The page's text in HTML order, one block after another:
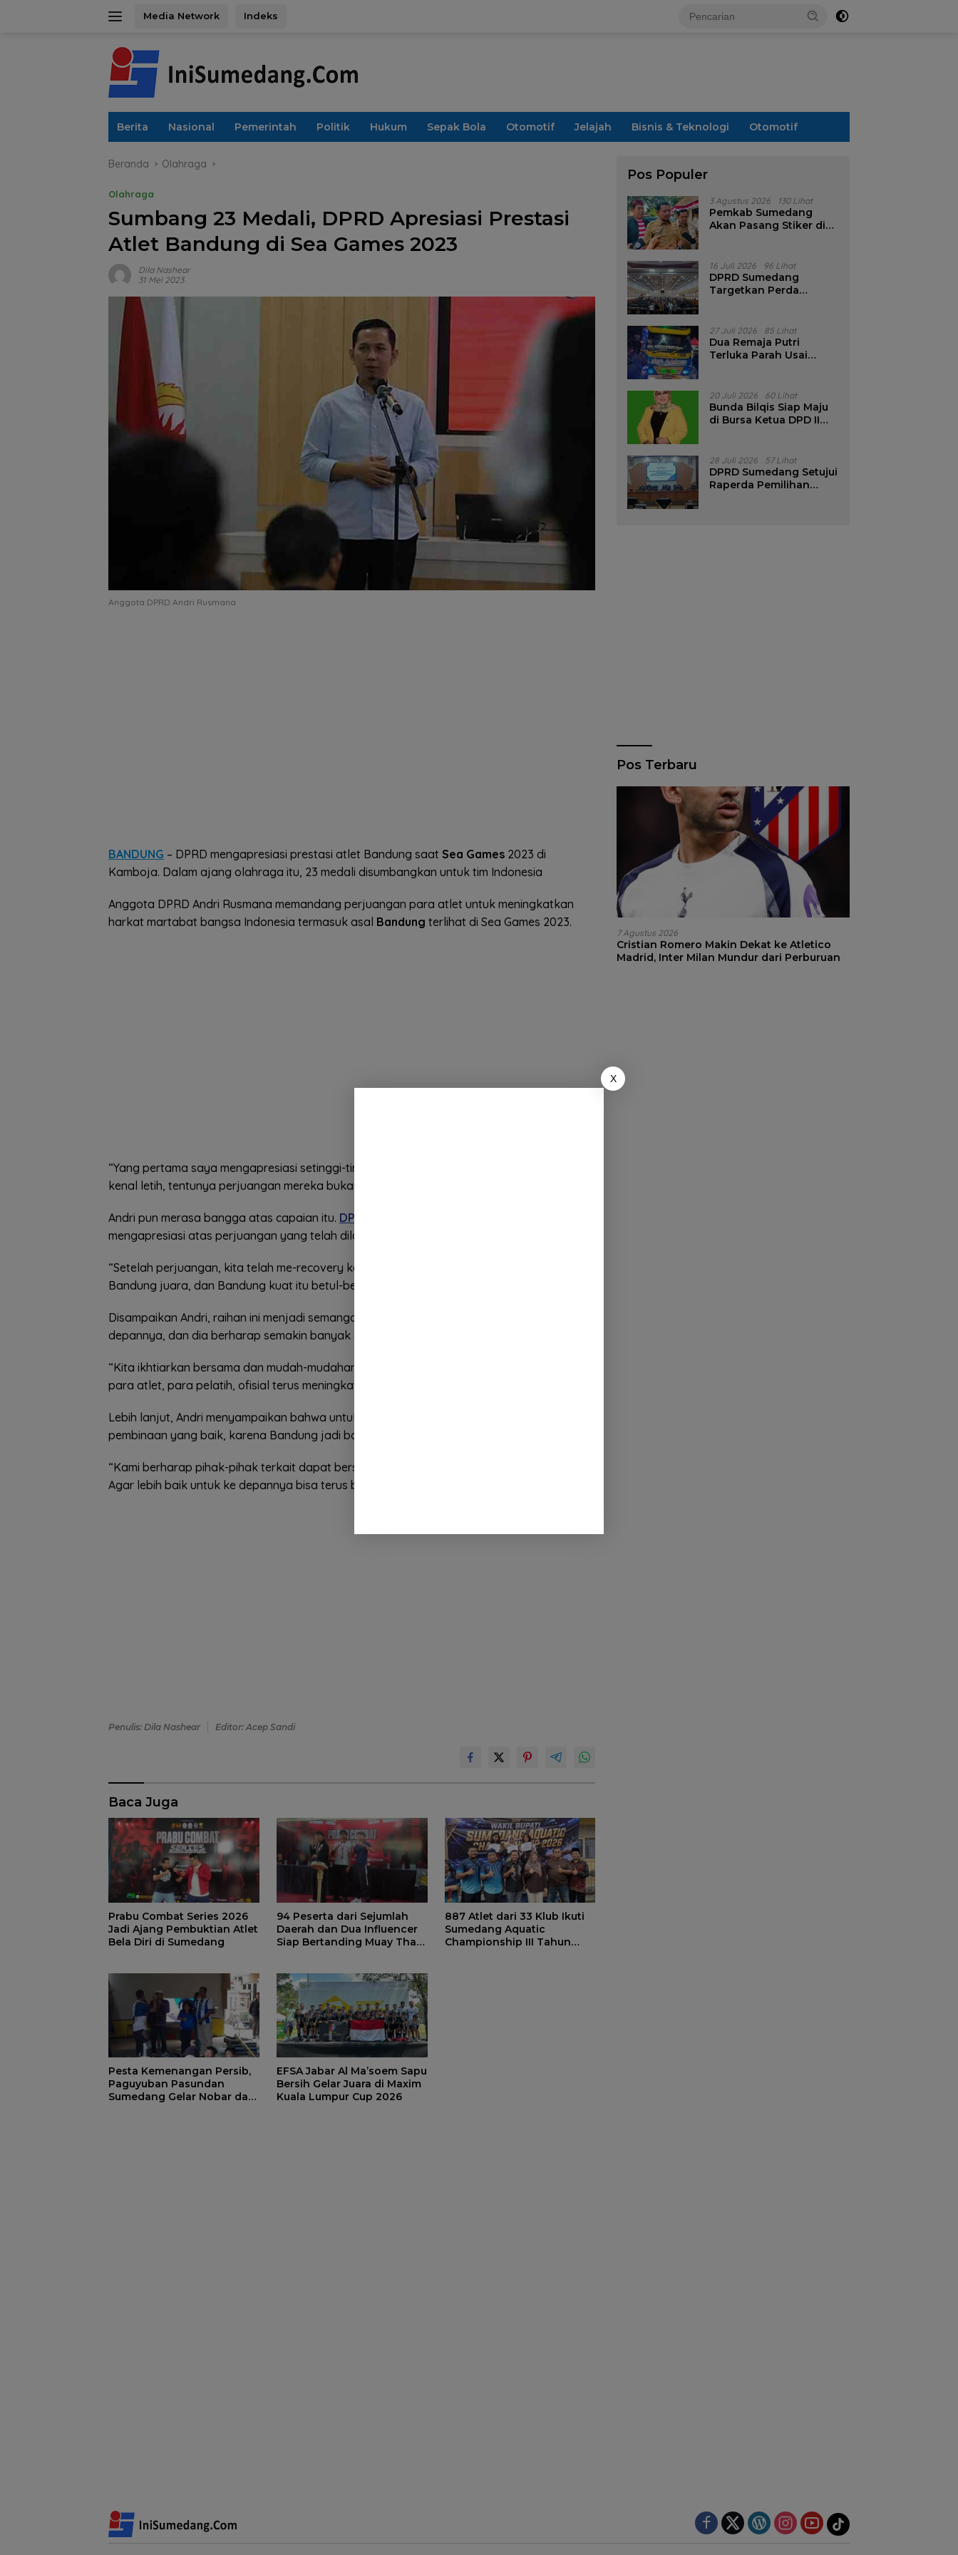
Media Network Indeks
Berita Nasional Pemerintah Politik Hukum Sepak Bola Otomotif Jelajah Bisnis & Teknologi Otomotif
Beranda Olahraga
Olahraga
Sumbang 23 Medali, DPRD Apresiasi Prestasi
Atlet Bandung di Sea Games 2023
Dila Nashear
31 Mei 2023
Anggota DPRD Andri Rusmana
BANDUNG – DPRD mengapresiasi prestasi atlet Bandung saat Sea Games 2023 di
Kamboja. Dalam ajang olahraga itu, 23 medali disumbangkan untuk tim Indonesia
Anggota DPRD Andri Rusmana memandang perjuangan para atlet untuk meningkatkan
harkat martabat bangsa Indonesia termasuk asal Bandung terlihat di Sea Games 2023.
“Yang pertama saya mengapresiasi setinggi-tingginya atas perjuangan para atlet yang tak
kenal letih, tentunya perjuangan mereka bukanlah perjuangan yang mudah,” katanya.
Andri pun merasa bangga atas capaian itu. DPRD
mengapresiasi atas perjuangan yang telah dilakukan para atlet asal Kota Kembang.
“Setelah perjuangan, kita telah me-recovery kembali, bahwasannya Bandung unggul,
Bandung juara, dan Bandung kuat itu betul-betul bisa direalisasikan bersama,” tuturnya.
Disampaikan Andri, raihan ini menjadi semangat tersendiri untuk meningkatkan prestasi ke
depannya, dan dia berharap semakin banyak atlet yang berprestasi.
“Kita ikhtiarkan bersama dan mudah-mudahan ini menjadi semangat tersendiri bagaimana
para atlet, para pelatih, ofisial terus meningkatkan prestasi,” ucapnya.
Lebih lanjut, Andri menyampaikan bahwa untuk meningkatkan prestasi, harus ada
pembinaan yang baik, karena Bandung jadi barometer di Jabar bahkan nasional.
“Kami berharap pihak-pihak terkait dapat bersama-sama untuk membangun Bandung.
Agar lebih baik untuk ke depannya bisa terus berjalan beriringan bersama,” tandasnya.
Penulis: Dila Nashear Editor: Acep Sandi
Baca Juga
Prabu Combat Series 2026
Jadi Ajang Pembuktian Atlet
Bela Diri di Sumedang
94 Peserta dari Sejumlah
Daerah dan Dua Influencer
Siap Bertanding Muay Thai
887 Atlet dari 33 Klub Ikuti
Sumedang Aquatic
Championship III Tahun
Pesta Kemenangan Persib,
Paguyuban Pasundan
Sumedang Gelar Nobar dan
EFSA Jabar Al Ma’soem Sapu
Bersih Gelar Juara di Maxim
Kuala Lumpur Cup 2026
Pos Populer
3 Agustus 2026 130 Lihat
Pemkab Sumedang
Akan Pasang Stiker di
16 Juli 2026 96 Lihat
DPRD Sumedang
Targetkan Perda
Pencalonan Diperjelas
27 Juli 2026 85 Lihat
Dua Remaja Putri
Terluka Parah Usai
Tanjungsari Sumedang
20 Juli 2026 60 Lihat
Bunda Bilqis Siap Maju
di Bursa Ketua DPD II
28 Juli 2026 57 Lihat
DPRD Sumedang Setujui
Raperda Pemilihan
Pos Terbaru
7 Agustus 2026
Cristian Romero Makin Dekat ke Atletico
Madrid, Inter Milan Mundur dari Perburuan
X